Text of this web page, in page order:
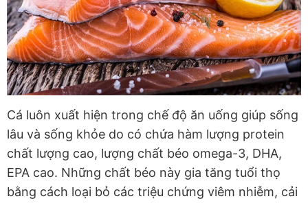
Cá luôn xuất hiện trong chế độ ăn uống giúp sống
lâu và sống khỏe do có chứa hàm lượng protein
chất lượng cao, lượng chất béo omega-3, DHA,
EPA cao. Những chất béo này gia tăng tuổi thọ
bằng cách loại bỏ các triệu chứng viêm nhiễm, cải